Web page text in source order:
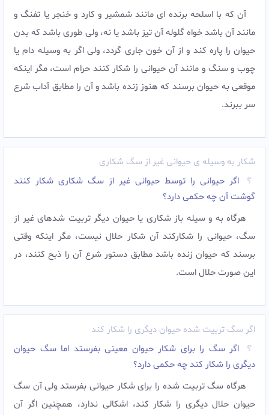
آن كه با اسلحه برنده ‏اى مانند شمشير و كارد و خنجر يا تفنگ و
مانند آن باشد خواه گلوله آن تيز باشد يا نه، ولى طورى باشد كه بدن
حيوان را پاره كند و از آن خون جارى گردد، ولى اگر به وسيله دام يا
چوب و سنگ و مانند آن حيوانى را شكار كنند حرام است، مگر اين‏كه
موقعى به حيوان برسند كه هنوز زنده باشد و آن را مطابق آداب شرع
سر ببرند.
شکار به وسیله ی حیوانی غیر از سگ شکاری
اگر حیوانی را توسط حیوانی غیر از سگ شکاری شکار کنند
گوشت آن چه حکمی دارد؟
هرگاه به و سيله باز شكارى يا حيوان ديگر تربيت شده‏اى غير از
سگ، حيوانى را شكاركند آن شكار حلال نيست، مگر اين‏كه وقتى
برسند كه حيوان زنده باشد مطابق دستور شرع آن را ذبح كنند، در
اين صورت حلال است.
اگر سگ تربيت شده حيوان ديگرى را شکار کند
اگر سگ را برای شکار حیوان معینی بفرستد اما سگ حیوان
دیگری را شکار کند چه حکمی دارد؟
هرگاه سگ تربيت شده را براى شكار حيوانى بفرستد ولى آن سگ
حيوان حلال ديگرى را شكار كند، اشكالى ندارد، همچنين اگر آن